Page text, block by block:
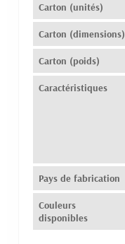
Carton (unités)
Carton (dimensions)
Carton (poids)
Caractéristiques
Pays de fabrication
Couleurs
disponibles